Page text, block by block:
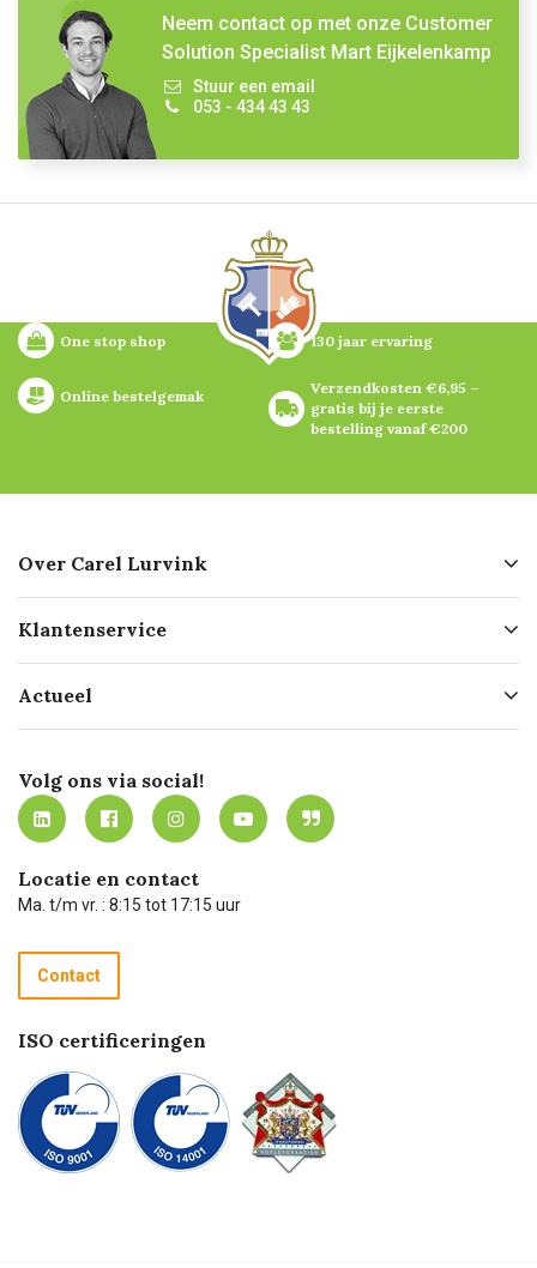
Neem contact op met onze Customer
Solution Specialist Mart Eijkelenkamp
Stuur een email
053 - 434 43 43
One stop shop 130 jaar ervaring
Online bestelgemak
Verzendkosten €6,95 –
gratis bij je eerste
bestelling vanaf €200
Over Carel Lurvink
Geschiedenis
Missie
Werken bij Carel Lurvink
MVO
Klantenservice
Bezorgen
Mijn Carel Lurvink
Mijn Carel Lurvink instructievideo's
Carel Lurvink App
Hulp op afstand
Technische dienst
Recycle programma
Betalen
Actueel
Innovation LAB
Tevreden klanten
Carel Lurvink Blog
Carel de podcast
Volg ons via social!
Locatie en contact
Ma. t/m vr. : 8:15 tot 17:15 uur
Contact
ISO certificeringen